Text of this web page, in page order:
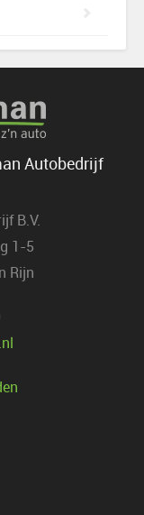
Autobedrijf
B.V.
1-5
Rijn